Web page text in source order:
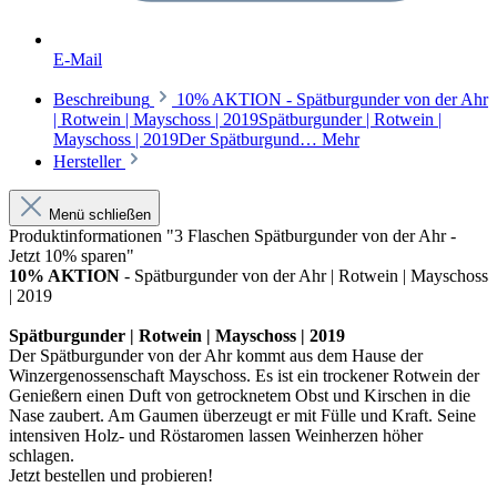
E-Mail
Beschreibung
10% AKTION - Spätburgunder von der Ahr
| Rotwein | Mayschoss | 2019Spätburgunder | Rotwein |
Mayschoss | 2019Der Spätburgund… Mehr
Hersteller
Menü schließen
Produktinformationen "3 Flaschen Spätburgunder von der Ahr -
Jetzt 10% sparen"
10% AKTION - Spätburgunder von der Ahr | Rotwein | Mayschoss
| 2019
Spätburgunder | Rotwein | Mayschoss | 2019
Der Spätburgunder von der Ahr kommt aus dem Hause der
Winzergenossenschaft Mayschoss. Es ist ein trockener Rotwein der
Genießern einen Duft von getrocknetem Obst und Kirschen in die
Nase zaubert. Am Gaumen überzeugt er mit Fülle und Kraft. Seine
intensiven Holz- und Röstaromen lassen Weinherzen höher
schlagen.
Jetzt bestellen und probieren!